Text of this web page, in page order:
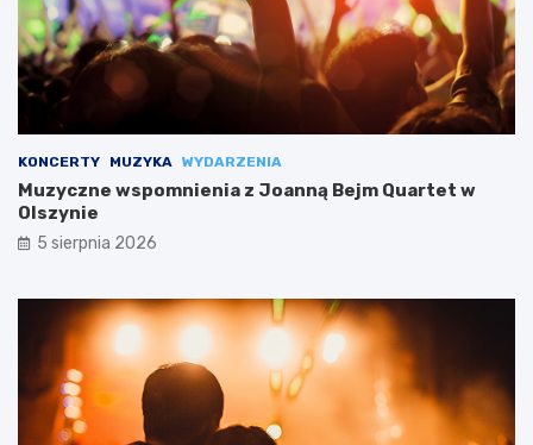
KONCERTY MUZYKA WYDARZENIA
Muzyczne wspomnienia z Joanną Bejm Quartet w
Olszynie
5 sierpnia 2026